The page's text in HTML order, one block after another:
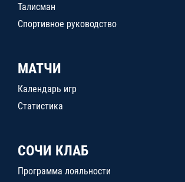
Талисман
Спортивное руководство
МАТЧИ
Календарь игр
Статистика
СОЧИ КЛАБ
Программа лояльности